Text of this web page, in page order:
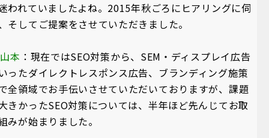
われていましたよね。2015年秋ごろにヒアリングに伺
そしてご提案をさせていただきました。
本 ：現在ではSEO対策から、SEM・ディスプレイ広告
ったダイレクトレスポンス広告、ブランディング施策
全領域でお手伝いさせていただいておりますが、課題
きかったSEO対策については、半年ほど先んじてお取
みが始まりました。